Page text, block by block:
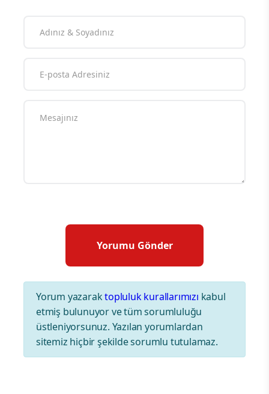
Yorum yazaraktopluluk kurallarımızı kabul
etmiş bulunuyor ve tüm sorumluluğu
üstleniyorsunuz. Yazılan yorumlardan
sitemiz hiçbir şekilde sorumlu tutulamaz.